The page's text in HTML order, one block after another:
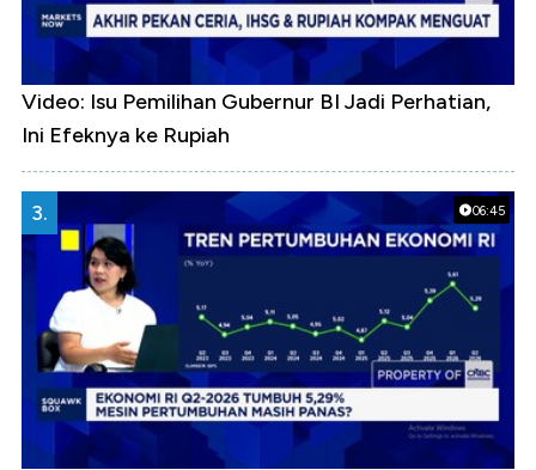
Video: Isu Pemilihan Gubernur BI Jadi Perhatian,
Ini Efeknya ke Rupiah
06:45
3.